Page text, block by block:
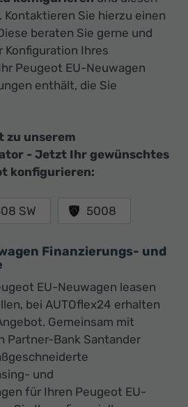
Sie hierzu einen
beraten Sie gerne und
Konfiguration Ihres
Peugeot EU-Neuwagen
enthält, die Sie
zu unserem
- Jetzt Ihr gewünschtes
konfigurieren:
SW 5008
Finanzierungs- und
EU-Neuwagen leasen
bei AUTOflex24 erhalten
Gemeinsam mit
Partner-Bank Santander
und
für Ihren Peugeot EU-